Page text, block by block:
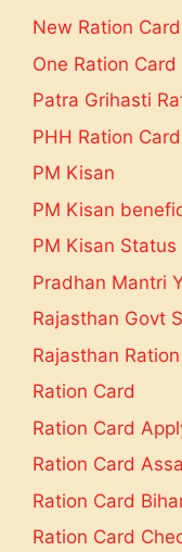
New Ration
One Ration Card
Patra Grihasti
PHH Ration
PM Kisan
PM Kisan
PM Kisan Status
Pradhan Mantri
Rajasthan Govt
Rajasthan
Ration Card
Ration Card
Ration Card
Ration Card
Ration Card